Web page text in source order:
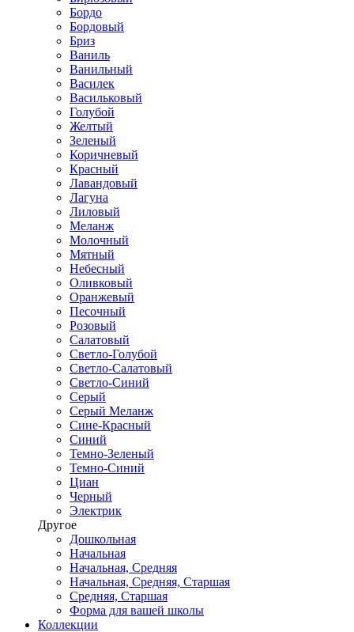
Бордо
Бордовый
Бриз
Ваниль
Ванильный
Василек
Васильковый
Голубой
Желтый
Зеленый
Коричневый
Красный
Лавандовый
Лагуна
Лиловый
Меланж
Молочный
Мятный
Небесный
Оливковый
Оранжевый
Песочный
Розовый
Салатовый
Светло-Голубой
Светло-Салатовый
Светло-Синий
Серый
Серый Меланж
Сине-Красный
Синий
Темно-Зеленый
Темно-Синий
Циан
Черный
Электрик
Другое
Дошкольная
Начальная
Начальная, Средняя
Начальная, Средняя, Старшая
Средняя, Старшая
Форма для вашей школы
Коллекции